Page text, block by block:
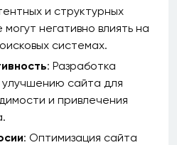
и структурных
негативно влиять на
системах.
: Разработка
сайта для
и привлечения
: Оптимизация сайта